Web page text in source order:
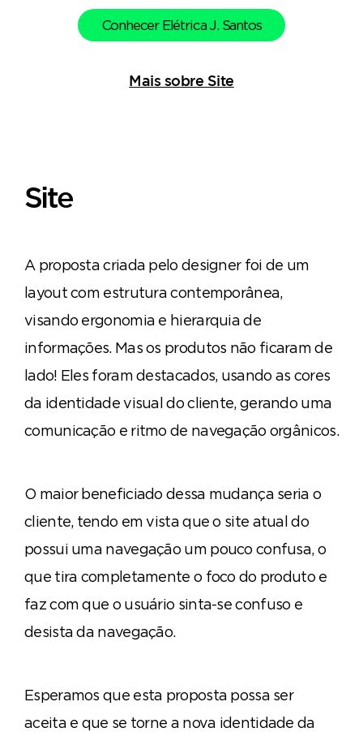
Conhecer Elétrica J. Santos
Mais sobre Site
Site
A proposta criada pelo designer foi de um
layout com estrutura contemporânea,
visando ergonomia e hierarquia de
informações. Mas os produtos não ficaram de
lado! Eles foram destacados, usando as cores
da identidade visual do cliente, gerando uma
comunicação e ritmo de navegação orgânicos.
O maior beneficiado dessa mudança seria o
cliente, tendo em vista que o site atual do
possui uma navegação um pouco confusa, o
que tira completamente o foco do produto e
faz com que o usuário sinta-se confuso e
desista da navegação.
Esperamos que esta proposta possa ser
aceita e que se torne a nova identidade da